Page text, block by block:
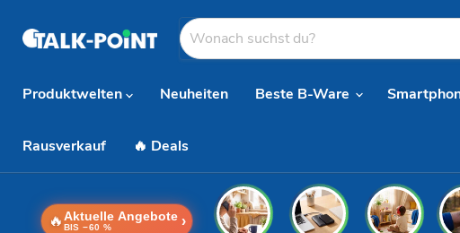
Produktwelten
Neuheiten Beste B-Ware
Rausverkauf 🔥 Deals
🔥 Aktuelle Angebote
BIS −60 % ›